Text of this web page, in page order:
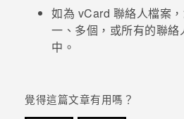
如為 vCard 聯絡人檔案
一、多個，或所有的聯絡
中。
覺得這篇文章有用嗎？